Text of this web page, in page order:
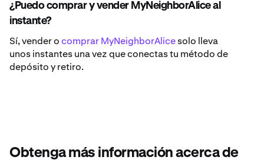
¿Puedo comprar y vender MyNeighborAlice al
instante?
Sí, vender ocomprar MyNeighborAlicesolo lleva
unos instantes una vez que conectas tu método de
depósito y retiro.
Obtenga más información acerca de